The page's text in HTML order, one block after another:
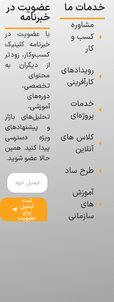
خدمات ما
مشاوره
کسب و
کار
رویدادهای
کارآفرینی
خدمات
پروژه‌ای
کلاس های
آنلاین
طرح ساد
آموزش
های
سازمانی
عضویت در
خبرنامه
با عضویت در
خبرنامه کلینیک
کسب‌وکار، زودتر
از دیگران به
محتوای
تخصصی،
دوره‌های
آموزشی،
تحلیل‌های بازار
و پیشنهادهای
ویژه دسترسی
پیدا کنید. همین
حالا عضو شوید.
ثبت
ایمیل
برای
عضویت